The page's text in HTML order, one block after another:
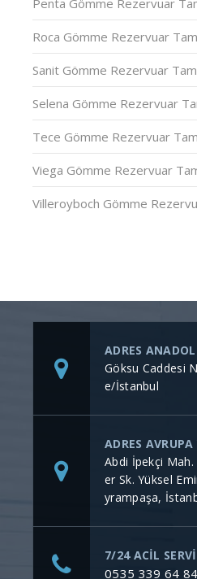
Roca Gömme Rezervuar
Sanit Gömme Rezervuar
Selena Gömme Rezervuar
Tece Gömme Rezervuar
Viega Gömme Rezervuar
Villeroyboch Gömme
ADRES
Göksu Caddesi
e/İstanbul
ADRES AVRUPA
Abdi İpekçi
er Sk. Yüksel
yrampaşa,
7/24 ACİL
0535 339 64 84